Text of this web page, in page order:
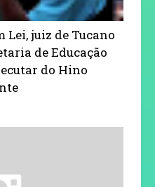
juiz de Tucano
de Educação
do Hino